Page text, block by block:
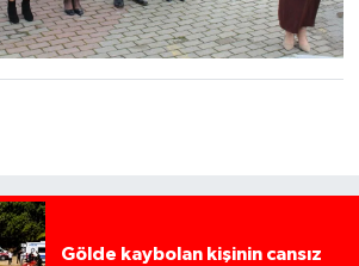
Gölde kaybolan kişinin cansız